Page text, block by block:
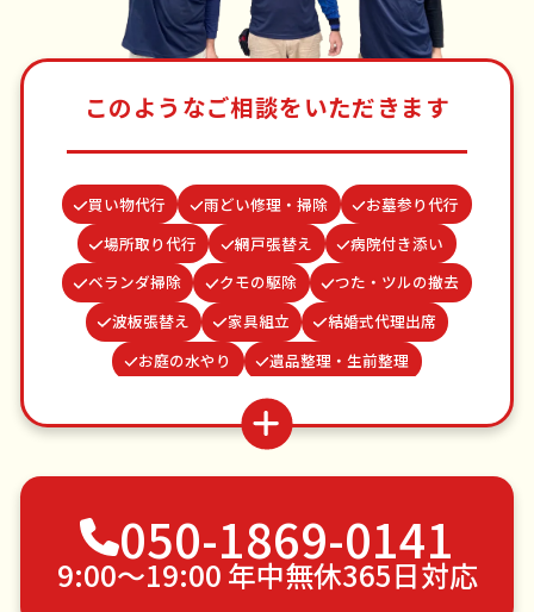
このようなご相談をいただきます
買い物代行 雨どい修理・掃除
お墓参り代行
場所取り代行
網戸張替え
病院付き添い
ベランダ掃除
クモの駆除
つた・ツルの撤去
波板張替え
家具組立
結婚式代理出席
お庭の水やり
遺品整理・生前整理
カーテンレール取り付け
謝罪代行
蜂の巣駆除 並び代行
物置解体
ゴキブリ駆除
不用品回収
ゴミ屋敷片付け
植木の剪定
植木の伐採
手すり取り付け
ペットのお世話
エアコンクリーニング
050-1869-0141
9:00〜19:00 年中無休365日対応